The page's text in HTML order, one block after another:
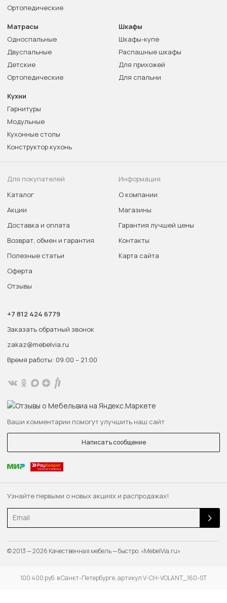
100 400 руб. в Санкт-Петербурге, артикул V-CH-VOLANT_160-ST
Узнайте первыми о новых акциях и распродажах!
Ортопедические
Матрасы
Односпальные
Двуспальные
Детские
Ортопедические
Шкафы
Шкафы-купе
Распашные шкафы
Для прихожей
Для спальни
Кухни
Гарнитуры
Модульные
Кухонные столы
Конструктор кухонь
Для покупателей
Каталог
Акции
Доставка и оплата
Возврат, обмен и гарантия
Полезные статьи
Оферта
Отзывы
Информация
О компании
Магазины
Гарантия лучшей цены
Контакты
Карта сайта
+7 812 424 6779
Заказать обратный звонок
zakaz@mebelvia.ru
Время работы: 09:00 – 21:00
Ваши комментарии помогут улучшить наш сайт
Написать сообщение
© 2013 — 2026 Качественная мебель — быстро. «MebelVia.ru»